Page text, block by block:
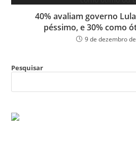
40% avaliam governo
péssimo, e 30% como
9 de dezembro
Pesquisar